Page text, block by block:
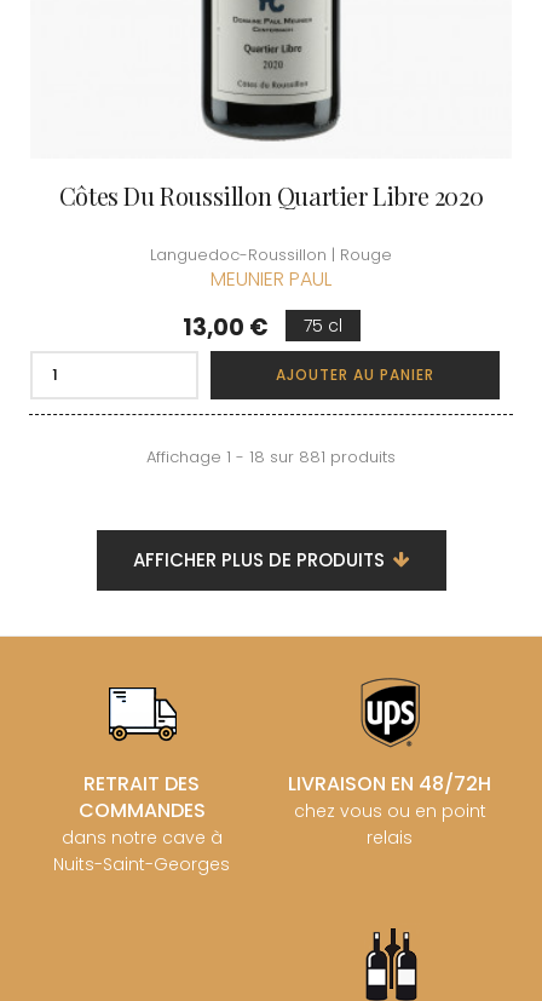
Côtes Du Roussillon Quartier Libre 2020
Languedoc-Roussillon | Rouge
MEUNIER PAUL
Prix
13,00 € 75 cl
AJOUTER AU PANIER
Affichage 1 - 18 sur 881 produits
AFFICHER PLUS DE PRODUITS
RETRAIT DES
COMMANDES
dans notre cave à
Nuits-Saint-Georges
LIVRAISON EN 48/72H
chez vous ou en point
relais